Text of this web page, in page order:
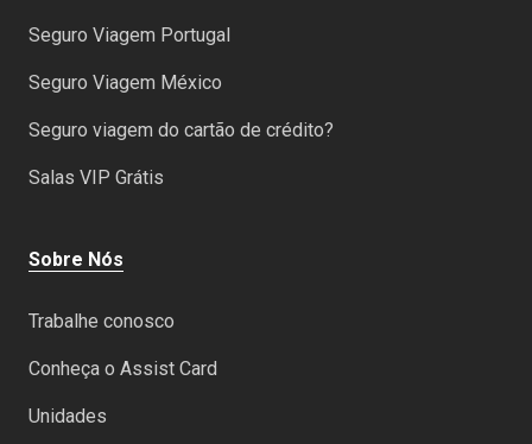
Seguro Viagem Portugal
Seguro Viagem México
Seguro viagem do cartão de crédito?
Salas VIP Grátis
Sobre Nós
Trabalhe conosco
Conheça o Assist Card
Unidades